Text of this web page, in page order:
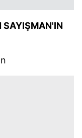
SAYIŞMAN'IN